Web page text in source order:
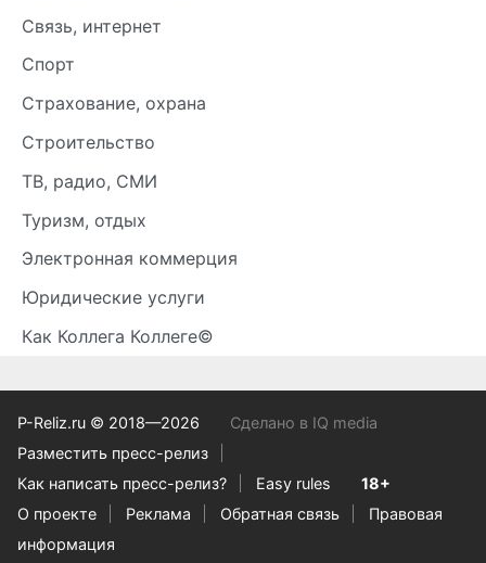
Связь, интернет
Спорт
Страхование, охрана
Строительство
ТВ, радио, СМИ
Туризм, отдых
Электронная коммерция
Юридические услуги
Как Коллега Коллеге©
P-Reliz.ru © 2018—2026
Сделано в IQ media
Разместить пресс-релиз
Как написать пресс-релиз?
Easy rules
18+
О проекте
Реклама Обратная связь
Правовая
информация